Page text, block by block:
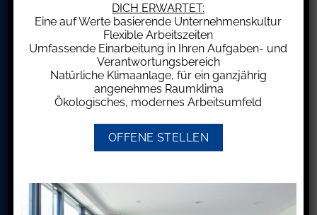
akzeptiere dieDatenschutzerklärung.
DICH ERWARTET:
Eine auf Werte basierende Unternehmenskultur
Flexible Arbeitszeiten
Umfassende Einarbeitung in Ihren Aufgaben- und
Verantwortungsbereich
Natürliche Klimaanlage, für ein ganzjährig
angenehmes Raumklima
Ökologisches, modernes Arbeitsumfeld
OFFENE STELLEN